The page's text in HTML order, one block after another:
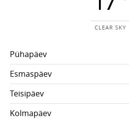
CLEAR SKY
Pühapäev
Esmaspäev
Teisipäev
Kolmapäev